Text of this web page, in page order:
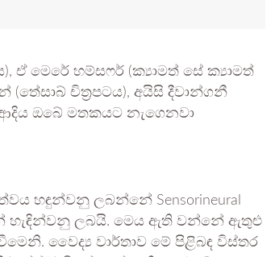
ඒ මෙරේ හම්සෆර් (ක්‍යාමත් සේ ක්‍යාමත්
චිත්‍රපටය), අයිසි දීවාන්ගනී
ආදිය ඔබේ මතකයට නැගෙනවා
හඳුන්වනු ලබන්නේ Sensorineural
හැඳින්වනු ලබයි. මෙය ඇති වන්නේ ඇතුළු
වෛද්‍ය වාර්තාව මේ පිළිබඳ විස්තර